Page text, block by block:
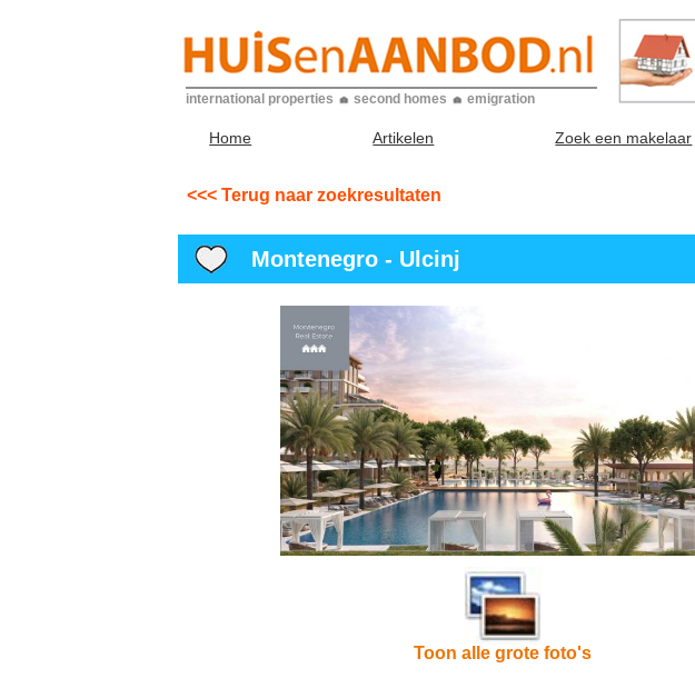
international properties second homes emigration
Home Artikelen Zoek een makelaar
<<< Terug naar zoekresultaten
Montenegro - Ulcinj
Toon alle grote foto's